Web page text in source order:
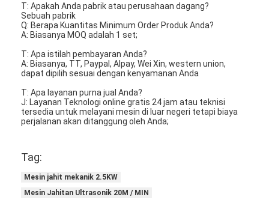
Mesin Pembuat Filter Saku
Mesin Memukau Otomatis
Mesin Memukau Semi Otomatis
Frame Welder
Filter Hepa AC
Filter Tas Aluminium
T: Apakah Anda pabrik atau perusahaan dagang?
Sebuah pabrik
Q: Berapa Kuantitas Minimum Order Produk Anda?
A: Biasanya MOQ adalah 1 set;
T: Apa istilah pembayaran Anda?
A: Biasanya, TT, Paypal, Alpay, Wei Xin, western union,
dapat dipilih sesuai dengan kenyamanan Anda
T: Apa layanan purna jual Anda?
J: Layanan Teknologi online gratis 24 jam atau teknisi
tersedia untuk melayani mesin di luar negeri tetapi biaya
perjalanan akan ditanggung oleh Anda;
Tag:
Mesin jahit mekanik 2.5KW
Mesin Jahitan Ultrasonik 20M / MIN